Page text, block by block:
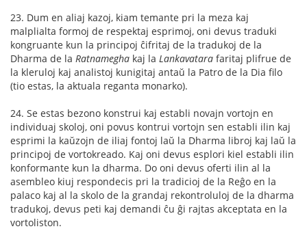
23. Dum en aliaj kazoj, kiam temante pri la meza kaj
malplialta formoj de respektaj esprimoj, oni devus traduki
kongruante kun la principoj ĉifritaj de la tradukoj de la
Dharma de la Ratnamegha kaj la Lankavatara faritaj plifrue de
la kleruloj kaj analistoj kunigitaj antaŭ la Patro de la Dia filo
(tio estas, la aktuala reganta monarko).
24. Se estas bezono konstrui kaj establi novajn vortojn en
individuaj skoloj, oni povus kontrui vortojn sen establi ilin kaj
esprimi la kaŭzojn de iliaj fontoj laŭ la Dharma libroj kaj laŭ la
principoj de vortokreado. Kaj oni devus esplori kiel establi ilin
konformante kun la dharma. Do oni devus oferti ilin al la
asembleo kiuj respondecis pri la tradicioj de la Reĝo en la
palaco kaj al la skolo de la grandaj rekontroluloj de la dharma
tradukoj, devus peti kaj demandi ĉu ĝi rajtas akceptata en la
vortoliston.